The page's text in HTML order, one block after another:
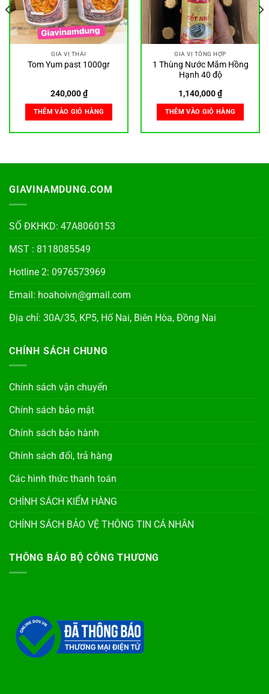
GIA VỊ THÁI
Tom Yum past 1000gr
240,000₫
THÊM VÀO GIỎ HÀNG
GIA VỊ TỔNG HỢP
1 Thùng Nước Mắm Hồng
Hạnh 40 độ
1,140,000₫
THÊM VÀO GIỎ HÀNG
GIAVINAMDUNG.COM
SỐ ĐKHKD: 47A8060153
MST : 8118085549
Hotline 2: 0976573969
Email: hoahoivn@gmail.com
Địa chỉ: 30A/35, KP5, Hố Nai, Biên Hòa, Đồng Nai
CHÍNH SÁCH CHUNG
Chính sách vận chuyển
Chính sách bảo mật
Chính sách bảo hành
Chính sách đổi, trả hàng
Các hình thức thanh toán
CHÍNH SÁCH KIỂM HÀNG
CHÍNH SÁCH BẢO VỆ THÔNG TIN CÁ NHÂN
THÔNG BÁO BỘ CÔNG THƯƠNG